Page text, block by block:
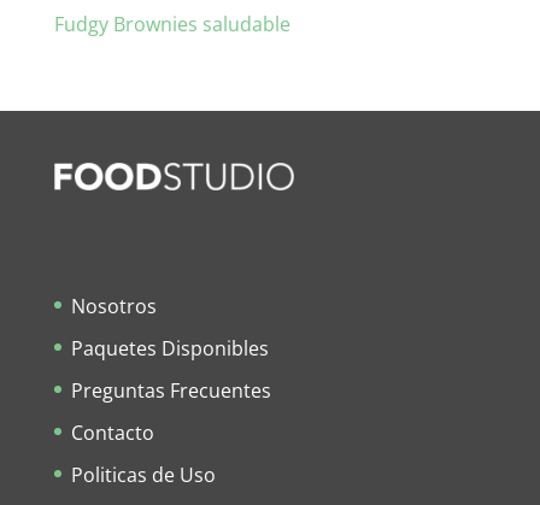
Fudgy Brownies saludable
Nosotros
Paquetes Disponibles
Preguntas Frecuentes
Contacto
Politicas de Uso